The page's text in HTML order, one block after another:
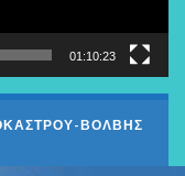
01:10:23
ΒΟΛΒΗΣ